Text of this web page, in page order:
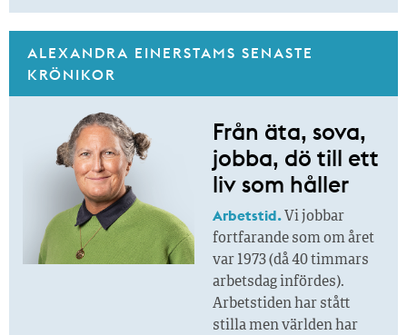
ALEXANDRA EINERSTAMS SENASTE
KRÖNIKOR
Från äta, sova,
jobba, dö till ett
liv som håller
Arbetstid. Vi jobbar
fortfarande som om året
var 1973 (då 40 timmars
arbetsdag infördes).
Arbetstiden har stått
stilla men världen har